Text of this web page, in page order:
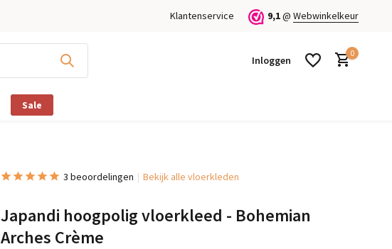
Klantenservice 9,1@ Webwinkelkeur
Inloggen
0
Sale
3 beoordelingen Bekijk alle vloerkleden
Japandi hoogpolig vloerkleed - Bohemian
Arches Crème